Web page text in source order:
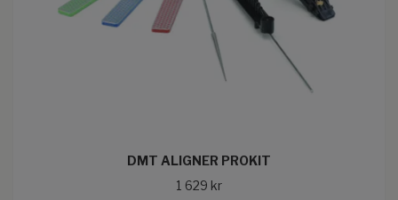
DMT ALIGNER PROKIT
1 629 kr